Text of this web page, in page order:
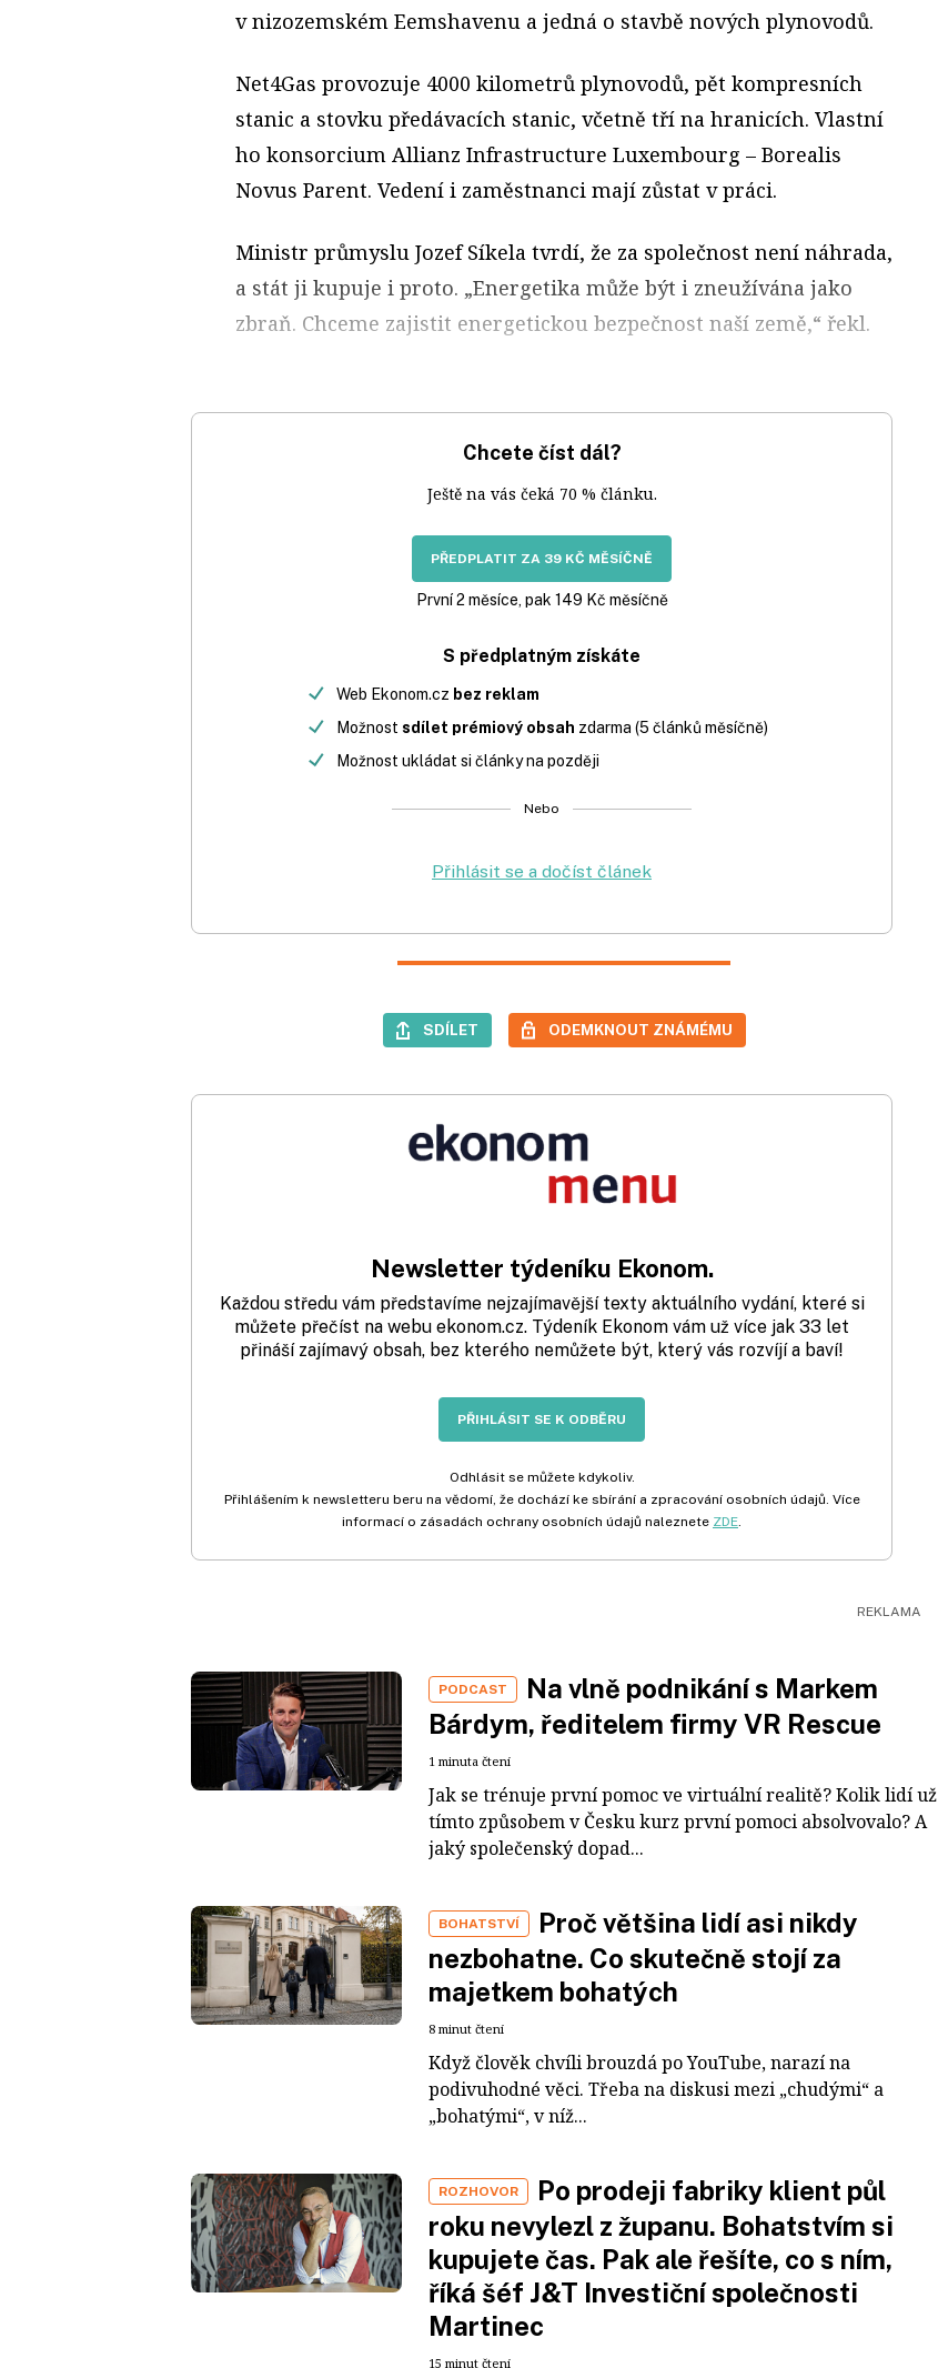
v nizozemském Eemshavenu a jedná o stavbě nových plynovodů.
Net4Gas provozuje 4000 kilometrů plynovodů, pět kompresních
stanic a stovku předávacích stanic, včetně tří na hranicích. Vlastní
ho konsorcium Allianz Infrastructure Luxembourg – Borealis
Novus Parent. Vedení i zaměstnanci mají zůstat v práci.
Ministr průmyslu Jozef Síkela tvrdí, že za společnost není náhrada,
a stát ji kupuje i proto. „Energetika může být i zneužívána jako
zbraň. Chceme zajistit energetickou bezpečnost naší země,“ řekl.
Chcete číst dál?
Ještě na vás čeká 70 % článku.
PŘEDPLATIT ZA 39 KČ MĚSÍČNĚ
První 2 měsíce, pak 149 Kč měsíčně
S předplatným získáte
Web Ekonom.cz bez reklam
Možnost sdílet prémiový obsah zdarma (5 článků měsíčně)
Možnost ukládat si články na později
Nebo
Přihlásit se a dočíst článek
SDÍLET ODEMKNOUT ZNÁMÉMU
Newsletter týdeníku Ekonom.
Každou středu vám představíme nejzajímavější texty aktuálního vydání, které si
můžete přečíst na webu ekonom.cz. Týdeník Ekonom vám už více jak 33 let
přináší zajímavý obsah, bez kterého nemůžete být, který vás rozvíjí a baví!
PŘIHLÁSIT SE K ODBĚRU
Odhlásit se můžete kdykoliv.
Přihlášením k newsletteru beru na vědomí, že dochází ke sbírání a zpracování osobních údajů. Více
informací o zásadách ochrany osobních údajů naleznete ZDE.
PODCAST
Na vlně podnikání s Markem
Bárdym, ředitelem firmy VR Rescue
1 minuta čtení
Jak se trénuje první pomoc ve virtuální realitě? Kolik lidí už
tímto způsobem v Česku kurz první pomoci absolvovalo? A
jaký společenský dopad...
BOHATSTVÍ
Proč většina lidí asi nikdy
nezbohatne. Co skutečně stojí za
majetkem bohatých
8 minut čtení
Když člověk chvíli brouzdá po YouTube, narazí na
podivuhodné věci. Třeba na diskusi mezi „chudými“ a
„bohatými“, v níž...
ROZHOVOR
Po prodeji fabriky klient půl
roku nevylezl z županu. Bohatstvím si
kupujete čas. Pak ale řešíte, co s ním,
říká šéf J&T Investiční společnosti
Martinec
15 minut čtení